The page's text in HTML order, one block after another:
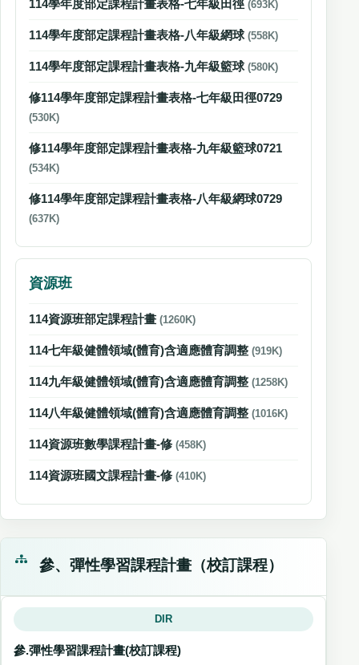
114學年度部定課程計畫表格-七年級田徑 (693K)
114學年度部定課程計畫表格-八年級網球 (558K)
114學年度部定課程計畫表格-九年級籃球 (580K)
修114學年度部定課程計畫表格-七年級田徑0729
(530K)
修114學年度部定課程計畫表格-九年級籃球0721
(534K)
修114學年度部定課程計畫表格-八年級網球0729
(637K)
資源班
114資源班部定課程計畫 (1260K)
114七年級健體領域(體育)含適應體育調整 (919K)
114九年級健體領域(體育)含適應體育調整 (1258K)
114八年級健體領域(體育)含適應體育調整 (1016K)
114資源班數學課程計畫-修 (458K)
114資源班國文課程計畫-修 (410K)
參、彈性學習課程計畫（校訂課程）
DIR
參.彈性學習課程計畫(校訂課程)